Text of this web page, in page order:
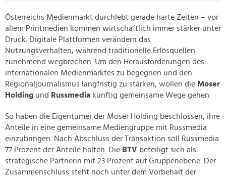
Österreichs Medienmarkt durchlebt gerade harte Zeiten – vor
allem Printmedien kommen wirtschaftlich immer stärker unter
Druck. Digitale Plattformen verändern das
Nutzungsverhalten, während traditionelle Erlösquellen
zunehmend wegbrechen. Um den Herausforderungen des
internationalen Medienmarktes zu begegnen und den
Regionaljournalismus langfristig zu stärken, wollen die Moser
Holding und Russmedia künftig gemeinsame Wege gehen.
So haben die Eigentümer der Moser Holding beschlossen, ihre
Anteile in eine gemeinsame Mediengruppe mit Russmedia
einzubringen. Nach Abschluss der Transaktion soll Russmedia
77 Prozent der Anteile halten. Die BTV beteiligt sich als
strategische Partnerin mit 23 Prozent auf Gruppenebene. Der
Zusammenschluss steht noch unter dem Vorbehalt der